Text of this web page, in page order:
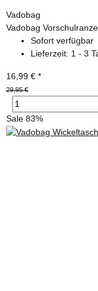
Vadobag
Vadobag
Sofort verfügbar
Lieferzeit: 1 - 3
16,99 € *
29,95 €
Sale 83%